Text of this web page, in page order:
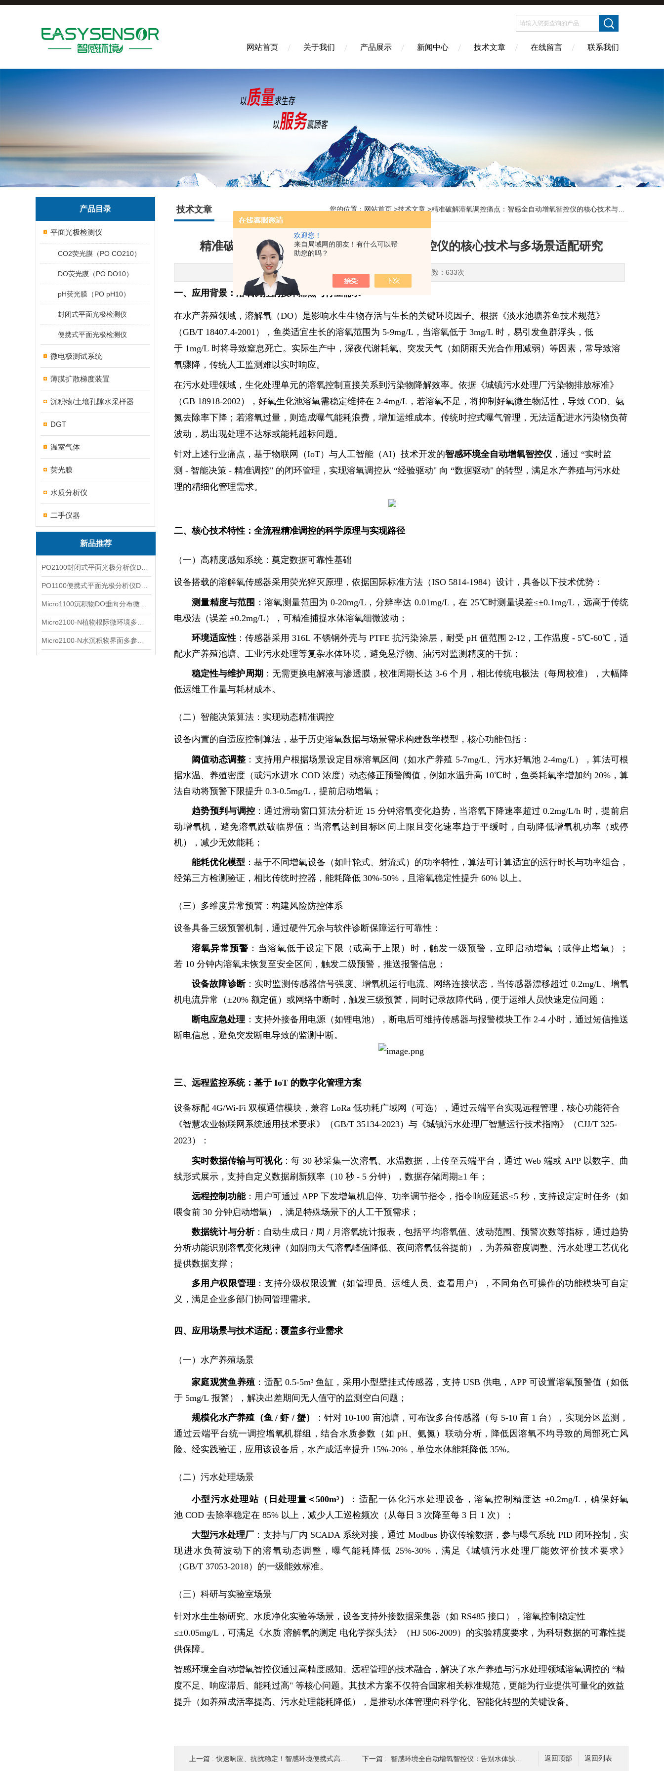
欢迎您！
来自局域网的朋友！有什么可以帮
助您的吗？
网站首页 关于我们 产品展示 新闻中心 技术文章 在线留言 联系我们
产品目录
平面光极检测仪
CO2荧光膜（PO CO210）
DO荧光膜（PO DO10）
pH荧光膜（PO pH10）
封闭式平面光极检测仪
便携式平面光极检测仪
微电极测试系统
薄膜扩散梯度装置
沉积物/土壤孔隙水采样器
DGT
温室气体
荧光膜
水质分析仪
二手仪器
新品推荐
技术文章 您的位置： 网站首页 >技术文章 >精准破解溶氧调控痛点：智感全自动增氧智控仪的核心技术与多场景适配研究
精准破解溶氧调控痛点：智感全自动增氧智控仪的核心技术与多场景适配研究
更新时间：2025-11-11 点击次数：633次
一、应用背景：溶氧调控的技术痛点与行业需求
在水产养殖领域，溶解氧（DO）是影响水生生物存活与生长的关键环境因子。根据《淡水池塘养鱼技术规范》
（GB/T 18407.4-2001），鱼类适宜生长的溶氧范围为 5-9mg/L，当溶氧低于 3mg/L 时，易引发鱼群浮头，低
于 1mg/L 时将导致窒息死亡。实际生产中，深夜代谢耗氧、突发天气（如阴雨天光合作用减弱）等因素，常导致溶
氧骤降，传统人工监测难以实时响应。
在污水处理领域，生化处理单元的溶氧控制直接关系到污染物降解效率。依据《城镇污水处理厂污染物排放标准》
（GB 18918-2002），好氧生化池溶氧需稳定维持在 2-4mg/L，若溶氧不足，将抑制好氧微生物活性，导致 COD、氨
氮去除率下降；若溶氧过量，则造成曝气能耗浪费，增加运维成本。传统时控式曝气管理，无法适配进水污染物负荷
波动，易出现处理不达标或能耗超标问题。
针对上述行业痛点，基于物联网（IoT）与人工智能（AI）技术开发的智感环境全自动增氧智控仪 ，通过 “实时监
测 - 智能决策 - 精准调控" 的闭环管理，实现溶氧调控从 “经验驱动" 向 “数据驱动" 的转型，满足水产养殖与污水处
理的精细化管理需求。
二、核心技术特性：全流程精准调控的科学原理与实现路径
（一）高精度感知系统：奠定数据可靠性基础
设备搭载的溶解氧传感器采用荧光猝灭原理，依据国际标准方法（ISO 5814-1984）设计，具备以下技术优势：
测量精度与范围 ：溶氧测量范围为 0-20mg/L，分辨率达 0.01mg/L，在 25℃时测量误差≤±0.1mg/L，远高于传统
电极法（误差 ±0.2mg/L），可精准捕捉水体溶氧细微波动；
环境适应性 ：传感器采用 316L 不锈钢外壳与 PTFE 抗污染涂层，耐受 pH 值范围 2-12，工作温度 - 5℃-60℃，适
配水产养殖池塘、工业污水处理等复杂水体环境，避免悬浮物、油污对监测精度的干扰；
稳定性与维护周期 ：无需更换电解液与渗透膜，校准周期长达 3-6 个月，相比传统电极法（每周校准），大幅降
低运维工作量与耗材成本。
（二）智能决策算法：实现动态精准调控
设备内置的自适应控制算法，基于历史溶氧数据与场景需求构建数学模型，核心功能包括：
阈值动态调整 ：支持用户根据场景设定目标溶氧区间（如水产养殖 5-7mg/L、污水好氧池 2-4mg/L），算法可根
据水温、养殖密度（或污水进水 COD 浓度）动态修正预警阈值，例如水温升高 10℃时，鱼类耗氧率增加约 20%，算
法自动将预警下限提升 0.3-0.5mg/L，提前启动增氧；
趋势预判与调控 ：通过滑动窗口算法分析近 15 分钟溶氧变化趋势，当溶氧下降速率超过 0.2mg/L/h 时，提前启
动增氧机，避免溶氧跌破临界值；当溶氧达到目标区间上限且变化速率趋于平缓时，自动降低增氧机功率（或停
机），减少无效能耗；
能耗优化模型 ：基于不同增氧设备（如叶轮式、射流式）的功率特性，算法可计算适宜的运行时长与功率组合，
经第三方检测验证，相比传统时控器，能耗降低 30%-50%，且溶氧稳定性提升 60% 以上。
（三）多维度异常预警：构建风险防控体系
设备具备三级预警机制，通过硬件冗余与软件诊断保障运行可靠性：
溶氧异常预警 ：当溶氧低于设定下限（或高于上限）时，触发一级预警，立即启动增氧（或停止增氧）；
若 10 分钟内溶氧未恢复至安全区间，触发二级预警，推送报警信息；
设备故障诊断：实时监测传感器信号强度、增氧机运行电流、网络连接状态，当传感器漂移超过 0.2mg/L、增氧
机电流异常（±20% 额定值）或网络中断时，触发三级预警，同时记录故障代码，便于运维人员快速定位问题；
断电应急处理 ：支持外接备用电源（如锂电池），断电后可维持传感器与报警模块工作 2-4 小时，通过短信推送
断电信息，避免突发断电导致的监测中断。
三、远程监控系统：基于 IoT 的数字化管理方案
设备标配 4G/Wi-Fi 双模通信模块，兼容 LoRa 低功耗广域网（可选），通过云端平台实现远程管理，核心功能符合
《智慧农业物联网系统通用技术要求》（GB/T 35134-2023）与《城镇污水处理厂智慧运行技术指南》（CJJ/T 325-
2023）：
实时数据传输与可视化：每 30 秒采集一次溶氧、水温数据，上传至云端平台，通过 Web 端或 APP 以数字、曲
线形式展示，支持自定义数据刷新频率（10 秒 - 5 分钟），数据存储周期≥1 年；
远程控制功能：用户可通过 APP 下发增氧机启停、功率调节指令，指令响应延迟≤5 秒，支持设定定时任务（如
喂食前 30 分钟启动增氧），满足特殊场景下的人工干预需求；
数据统计与分析：自动生成日 / 周 / 月溶氧统计报表，包括平均溶氧值、波动范围、预警次数等指标，通过趋势
分析功能识别溶氧变化规律（如阴雨天气溶氧峰值降低、夜间溶氧低谷提前），为养殖密度调整、污水处理工艺优化
提供数据支撑；
多用户权限管理 ：支持分级权限设置（如管理员、运维人员、查看用户），不同角色可操作的功能模块可自定
义，满足企业多部门协同管理需求。
四、应用场景与技术适配：覆盖多行业需求
（一）水产养殖场景
家庭观赏鱼养殖：适配 0.5-5m³ 鱼缸，采用小型壁挂式传感器，支持 USB 供电，APP 可设置溶氧预警值（如低
于 5mg/L 报警），解决出差期间无人值守的监测空白问题；
规模化水产养殖（鱼 / 虾 / 蟹）
：针对 10-100 亩池塘，可布设多台传感器（每 5-10 亩 1 台），实现分区监测，
通过云端平台统一调控增氧机群组，结合水质参数（如 pH、氨氮）联动分析，降低因溶氧不均导致的局部死亡风
险。经实践验证，应用该设备后，水产成活率提升 15%-20%，单位水体能耗降低 35%。
（二）污水处理场景
小型污水处理站（日处理量＜500m³）
：适配一体化污水处理设备，溶氧控制精度达 ±0.2mg/L，确保好氧
池 COD 去除率稳定在 85% 以上，减少人工巡检频次（从每日 3 次降至每 3 日 1 次）；
大型污水处理厂 ：支持与厂内 SCADA 系统对接，通过 Modbus 协议传输数据，参与曝气系统 PID 闭环控制，实
现进水负荷波动下的溶氧动态调整，曝气能耗降低 25%-30%，满足《城镇污水处理厂能效评价技术要求》
（GB/T 37053-2018）的一级能效标准。
（三）科研与实验室场景
针对水生生物研究、水质净化实验等场景，设备支持外接数据采集器（如 RS485 接口），溶氧控制稳定性
≤±0.05mg/L，可满足《水质 溶解氧的测定 电化学探头法》（HJ 506-2009）的实验精度要求，为科研数据的可靠性提
供保障。
智感环境全自动增氧智控仪通过高精度感知、远程管理的技术融合，解决了水产养殖与污水处理领域溶氧调控的 “精
度不足、响应滞后、能耗过高" 等核心问题。其技术方案不仅符合国家相关标准规范，更能为行业提供可量化的效益
提升（如养殖成活率提高、污水处理能耗降低），是推动水体管理向科学化、智能化转型的关键设备。
返回列表
返回顶部
上一篇 :快速响应、抗扰稳定！智感环境便携式高精度荧光溶氧仪助力环保水务高效监测 下一篇 : 智感环境全自动增氧智控仪：告别水体缺氧焦虑，轻松管理水质健康